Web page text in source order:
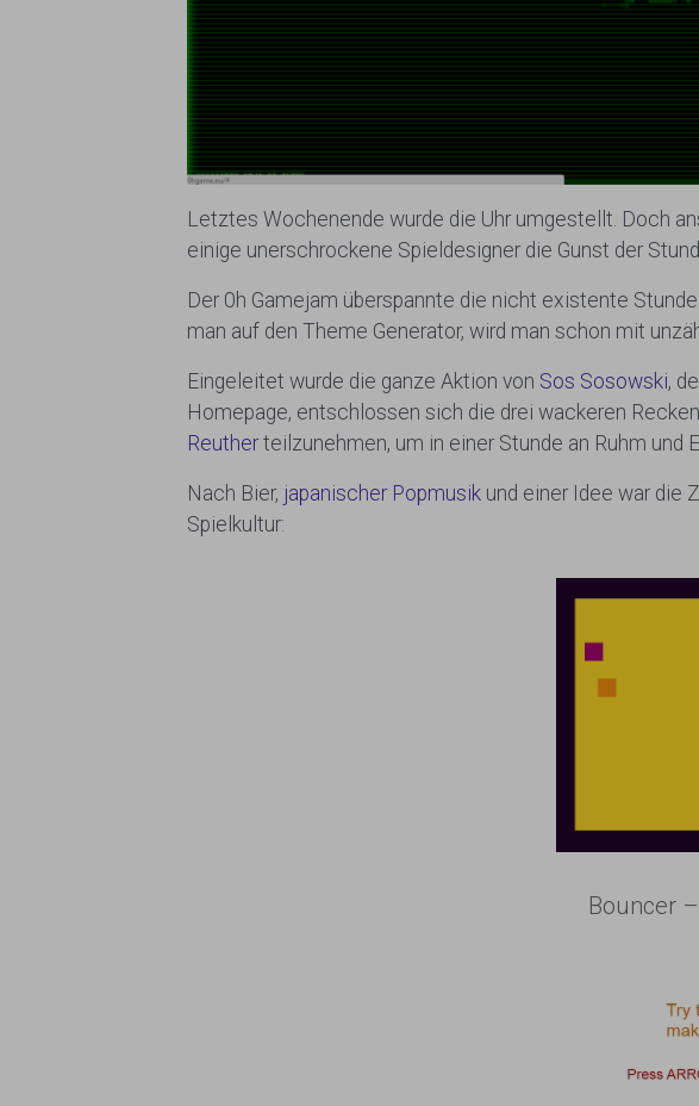
Letztes Wochenende wurde die Uhr umgestellt. Doch
einige unerschrockene Spieldesigner die Gunst der
Der 0h Gamejam überspannte die nicht existente
man auf den Theme Generator, wird man schon mit
Eingeleitet wurde die ganze Aktion von Sos Sosowski,
Homepage, entschlossen sich die drei wackeren
Reutherteilzunehmen, um in einer Stunde an Ruhm und
Nach Bier, japanischer Popmusik und einer Idee war die
Spielkultur:
Bouncer